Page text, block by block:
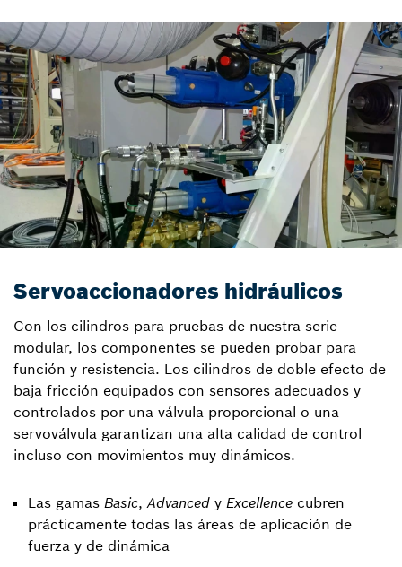
Servoaccionadores hidráulicos
Con los cilindros para pruebas de nuestra serie
modular, los componentes se pueden probar para
función y resistencia. Los cilindros de doble efecto de
baja fricción equipados con sensores adecuados y
controlados por una válvula proporcional o una
servoválvula garantizan una alta calidad de control
incluso con movimientos muy dinámicos.
Las gamas Basic,Advanced y Excellence cubren
prácticamente todas las áreas de aplicación de
fuerza y de dinámica